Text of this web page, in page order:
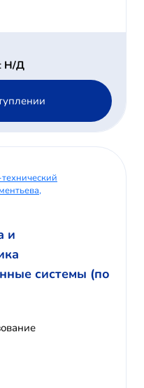
Н/Д
и
системы (по